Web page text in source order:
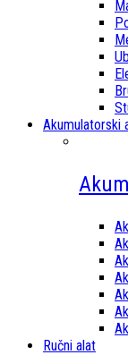
Akumulatorski
Ručni alat